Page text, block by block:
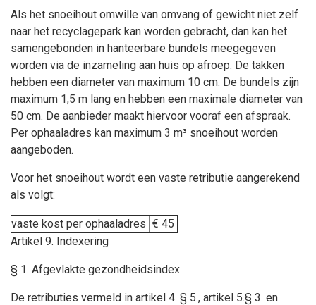
Als het snoeihout omwille van omvang of gewicht niet zelf
naar het recyclagepark kan worden gebracht, dan kan het
samengebonden in hanteerbare bundels meegegeven
worden via de inzameling aan huis op afroep. De takken
hebben een diameter van maximum 10 cm. De bundels zijn
maximum 1,5 m lang en hebben een maximale diameter van
50 cm. De aanbieder maakt hiervoor vooraf een afspraak.
Per ophaaladres kan maximum 3 m³ snoeihout worden
aangeboden.
Voor het snoeihout wordt een vaste retributie aangerekend
als volgt:
vaste kost per ophaaladres € 45
Artikel 9. Indexering
§ 1. Afgevlakte gezondheidsindex
De retributies vermeld in artikel 4. § 5., artikel 5.§ 3. en